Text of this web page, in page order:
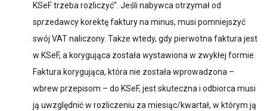
KSeF trzeba rozliczyć”. Jeśli nabywca otrzymał od
sprzedawcy korektę faktury na minus, musi pomniejszyć
swój VAT naliczony. Także wtedy, gdy pierwotna faktura jest
w KSeF, a korygująca została wystawiona w zwykłej formie.
Faktura korygująca, która nie została wprowadzona –
wbrew przepisom – do KSeF, jest skuteczna i odbiorca musi
ją uwzględnić w rozliczeniu za miesiąc/kwartał, w którym ją